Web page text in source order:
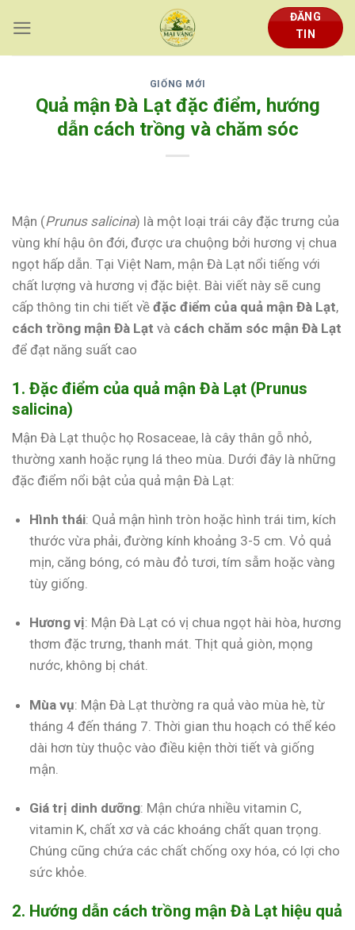
content
ĐĂNG
TIN
GIỐNG MỚI
Quả mận Đà Lạt đặc điểm, hướng
dẫn cách trồng và chăm sóc
Mận (Prunus salicina) là một loại trái cây đặc trưng của
vùng khí hậu ôn đới, được ưa chuộng bởi hương vị chua
ngọt hấp dẫn. Tại Việt Nam, mận Đà Lạt nổi tiếng với
chất lượng và hương vị đặc biệt. Bài viết này sẽ cung
cấp thông tin chi tiết về đặc điểm của quả mận Đà Lạt,
cách trồng mận Đà Lạt và cách chăm sóc mận Đà Lạt
để đạt năng suất cao
1. Đặc điểm của quả mận Đà Lạt (Prunus
salicina)
Mận Đà Lạt thuộc họ Rosaceae, là cây thân gỗ nhỏ,
thường xanh hoặc rụng lá theo mùa. Dưới đây là những
đặc điểm nổi bật của quả mận Đà Lạt:
Hình thái: Quả mận hình tròn hoặc hình trái tim, kích
thước vừa phải, đường kính khoảng 3-5 cm. Vỏ quả
mịn, căng bóng, có màu đỏ tươi, tím sẫm hoặc vàng
tùy giống.
Hương vị: Mận Đà Lạt có vị chua ngọt hài hòa, hương
thơm đặc trưng, thanh mát. Thịt quả giòn, mọng
nước, không bị chát.
Mùa vụ: Mận Đà Lạt thường ra quả vào mùa hè, từ
tháng 4 đến tháng 7. Thời gian thu hoạch có thể kéo
dài hơn tùy thuộc vào điều kiện thời tiết và giống
mận.
Giá trị dinh dưỡng: Mận chứa nhiều vitamin C,
vitamin K, chất xơ và các khoáng chất quan trọng.
Chúng cũng chứa các chất chống oxy hóa, có lợi cho
sức khỏe.
2. Hướng dẫn cách trồng mận Đà Lạt hiệu quả